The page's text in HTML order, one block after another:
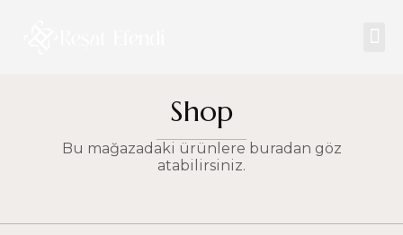
Shop
Bu mağazadaki ürünlere buradan göz
atabilirsiniz.